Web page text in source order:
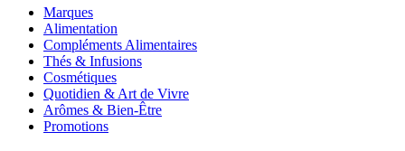
Marques
Alimentation
Compléments Alimentaires
Thés & Infusions
Cosmétiques
Quotidien & Art de Vivre
Arômes & Bien-Être
Promotions